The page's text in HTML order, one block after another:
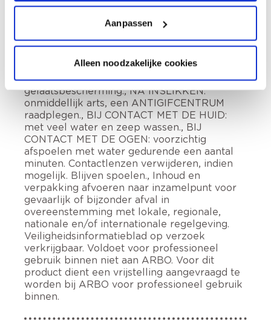
Aanpassen
Alleen noodzakelijke cookies
voor in het water levende organismen, met
langdurige gevolgen. Buiten het bereik van
kinderen houden., Verwijderd houden van
warmte, hete oppervlakken, vonken, open
roken., Draag beschermende handschoenen,
beschermende kleding, oogbescherming,
gelaatsbescherming., NA INSLIKKEN:
onmiddellijk arts, een ANTIGIFCENTRUM
raadplegen., BIJ CONTACT MET DE HUID:
met veel water en zeep wassen., BIJ
CONTACT MET DE OGEN: voorzichtig
afspoelen met water gedurende een aantal
minuten. Contactlenzen verwijderen, indien
mogelijk. Blijven spoelen., Inhoud en
verpakking afvoeren naar inzamelpunt voor
gevaarlijk of bijzonder afval in
overeenstemming met lokale, regionale,
nationale en/of internationale regelgeving.
Veiligheidsinformatieblad op verzoek
verkrijgbaar. Voldoet voor professioneel
gebruik binnen niet aan ARBO. Voor dit
product dient een vrijstelling aangevraagd te
worden bij ARBO voor professioneel gebruik
binnen.